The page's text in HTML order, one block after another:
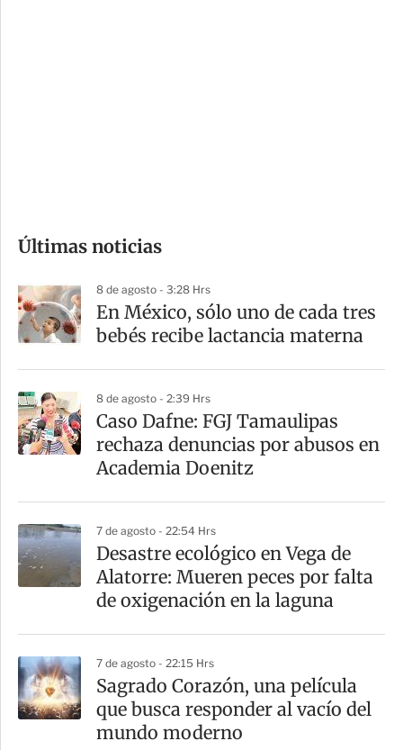
m
a
r
r
Últimas noticias
8 de agosto - 3:28 Hrs
En México, sólo uno de cada tres
bebés recibe lactancia materna
8 de agosto - 2:39 Hrs
Caso Dafne: FGJ Tamaulipas
rechaza denuncias por abusos en
Academia Doenitz
7 de agosto - 22:54 Hrs
Desastre ecológico en Vega de
Alatorre: Mueren peces por falta
de oxigenación en la laguna
7 de agosto - 22:15 Hrs
Sagrado Corazón, una película
que busca responder al vacío del
mundo moderno